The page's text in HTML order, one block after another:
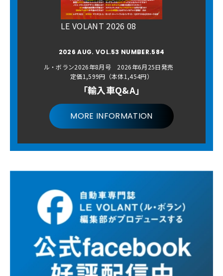
LE VOLANT 2026 08
2026 AUG. VOL.53 NUMBER.584
ル・ボラン2026年8月号 2026年6月25日発売
定価1,599円（本体1,454円）
「輸入車Q&A」
MORE INFORMATION